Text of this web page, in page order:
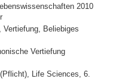
2010
Vertiefung, Beliebiges
Vertiefung
Life Sciences, 6.